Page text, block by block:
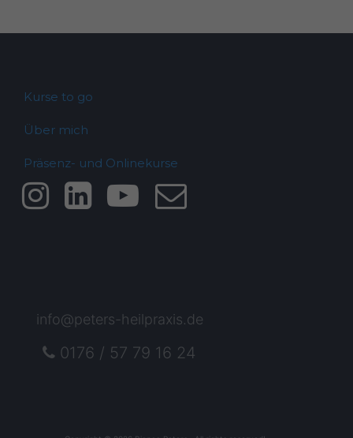
Kurse to go
Über mich
Präsenz- und Onlinekurse
info@peters-heilpraxis.de
0176 / 57 79 16 24